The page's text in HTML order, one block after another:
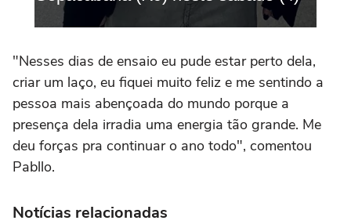
"Nesses dias de ensaio eu pude estar perto dela,
criar um laço, eu fiquei muito feliz e me sentindo a
pessoa mais abençoada do mundo porque a
presença dela irradia uma energia tão grande. Me
deu forças pra continuar o ano todo", comentou
Pabllo.
Notícias relacionadas